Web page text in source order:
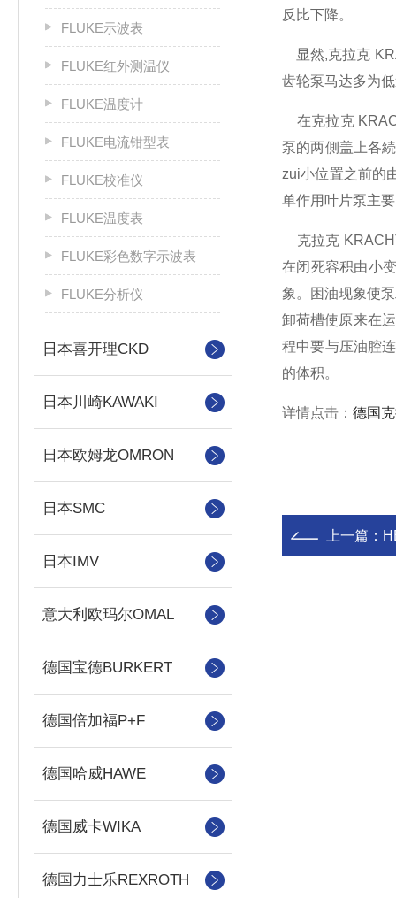
FLUKE示波表
FLUKE红外测温仪
FLUKE温度计
FLUKE电流钳型表
FLUKE校准仪
FLUKE温度表
FLUKE彩色数字示波表
FLUKE分析仪
日本喜开理CKD
日本川崎KAWAKI
日本欧姆龙OMRON
日本SMC
日本IMV
意大利欧玛尔OMAL
德国宝德BURKERT
德国倍加福P+F
德国哈威HAWE
德国威卡WIKA
德国力士乐REXROTH
反比下降。
显然,克拉克
齿轮泵马达多为
在克拉克
泵的两側盖上各
zui小位置之前的
单作用叶片泵主
克拉克
在闭死容积由小
象。困油现象使
卸荷槽使原来在
程中要与压油腔
的体积。
详情点击： 德国
上一篇：